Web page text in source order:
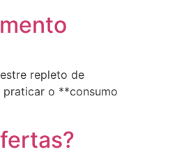
repleto de
praticar o **consumo